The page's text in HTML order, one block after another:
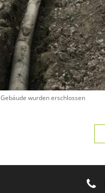
wurden erschlossen